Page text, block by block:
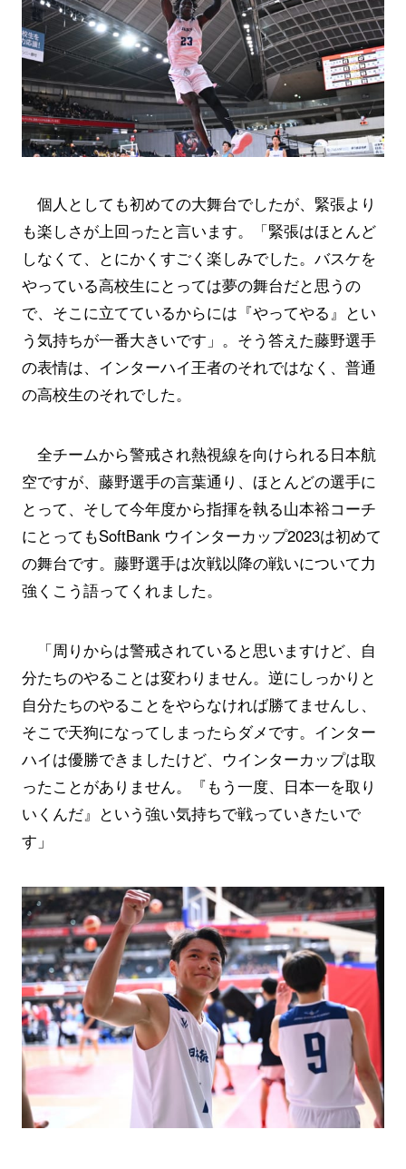
個人としても初めての大舞台でしたが、緊張より
も楽しさが上回ったと言います。「緊張はほとんど
しなくて、とにかくすごく楽しみでした。バスケを
やっている高校生にとっては夢の舞台だと思うの
で、そこに立てているからには『やってやる』とい
う気持ちが一番大きいです」。そう答えた藤野選手
の表情は、インターハイ王者のそれではなく、普通
の高校生のそれでした。
全チームから警戒され熱視線を向けられる日本航
空ですが、藤野選手の言葉通り、ほとんどの選手に
とって、そして今年度から指揮を執る山本裕コーチ
にとってもSoftBank ウインターカップ2023は初めて
の舞台です。藤野選手は次戦以降の戦いについて力
強くこう語ってくれました。
「周りからは警戒されていると思いますけど、自
分たちのやることは変わりません。逆にしっかりと
自分たちのやることをやらなければ勝てませんし、
そこで天狗になってしまったらダメです。インター
ハイは優勝できましたけど、ウインターカップは取
ったことがありません。『もう一度、日本一を取り
いくんだ』という強い気持ちで戦っていきたいで
す」